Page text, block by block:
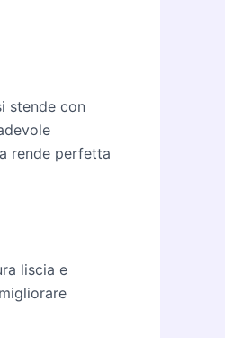
stende con
rende perfetta
liscia e